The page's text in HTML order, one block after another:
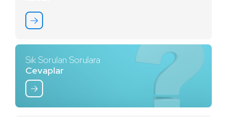
Sık Sorulan Sorulara
Cevaplar